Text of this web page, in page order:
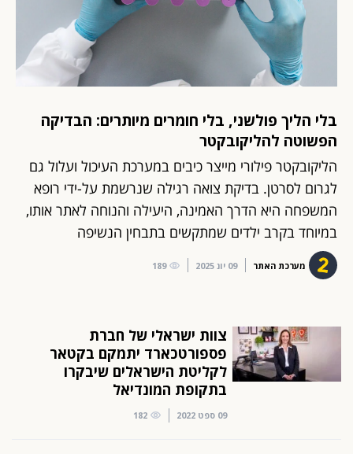
בלי הליך פולשני, בלי חומרים מיותרים: הבדיקה
הפשוטה להליקובקטר
הליקובקטר פילורי מייצר כיבים במערכת העיכול ועלול גם
לגרום לסרטן. בדיקת צואה רגילה שנרשמת על-ידי רופא
המשפחה היא הדרך האמינה, היעילה והנוחה לאתר אותו,
במיוחד בקרב ילדים שמתקשים בתבחין הנשיפה
מערכת האתר 09 יונ 2025 189
צוות ישראלי של חברת
פספורטכארד יתמקם בקטאר
לקליטת הישראלים שיבקרו
בתקופת המונדיאל
09 ספט 2022 182